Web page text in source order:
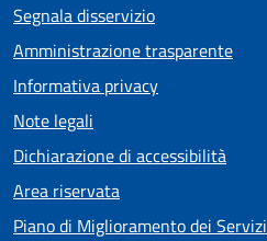
Segnala disservizio
Amministrazione trasparente
Informativa privacy
Note legali
Dichiarazione di accessibilità
Area riservata
Piano di Miglioramento dei Servizi